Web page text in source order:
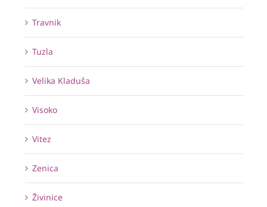
Travnik
Tuzla
Velika Kladuša
Visoko
Vitez
Zenica
Živinice